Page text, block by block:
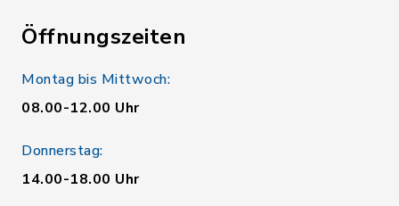
Öffnungszeiten
Montag bis Mittwoch:
08.00-12.00 Uhr
Donnerstag:
14.00-18.00 Uhr